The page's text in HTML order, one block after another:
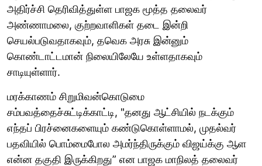
அதிர்ச்சி தெரிவித்துள்ள பாஜக மூத்த தலைவர்
அண்ணாமலை, குற்றவாளிகள் தடை இன்றி
செயல்படுவதாகவும், தவெக அரசு இன்னும்
கொண்டாட்டமான் நிலையிலேயே உள்ளதாகவும்
சாடியுள்ளார்.
மரக்காணம் சிறுமிவன்கொடுமை
சம்பவத்தைச்சுட்டிக்காட்டி, "தனது ஆட்சியில் நடக்கும்
எந்தப் பிரச்னைகளையும் கண்டுகொள்ளாமல், முதல்வர்
பதவியில் பொம்மைபோல அமர்ந்திருக்கும் விஜய்க்கு ஆள
என்ன தகுதி இருக்கிறது” என பாஜக மாநிலத் தலைவர்